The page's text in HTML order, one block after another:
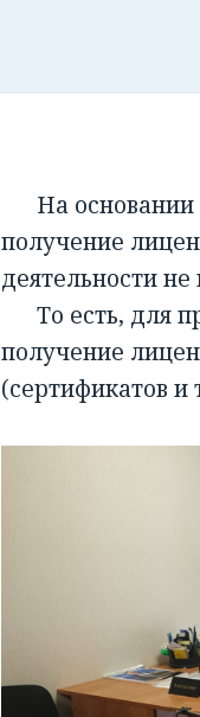
На основании
получение
деятельности
То есть, для
получение
(сертификатов и